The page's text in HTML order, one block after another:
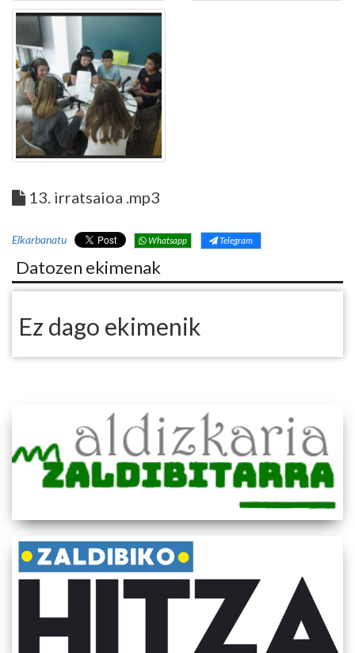
13. irratsaioa .mp3
Elkarbanatu Whatsapp Telegram
Datozen ekimenak
Ez dago ekimenik